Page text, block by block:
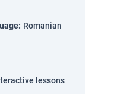
: Romanian
lessons